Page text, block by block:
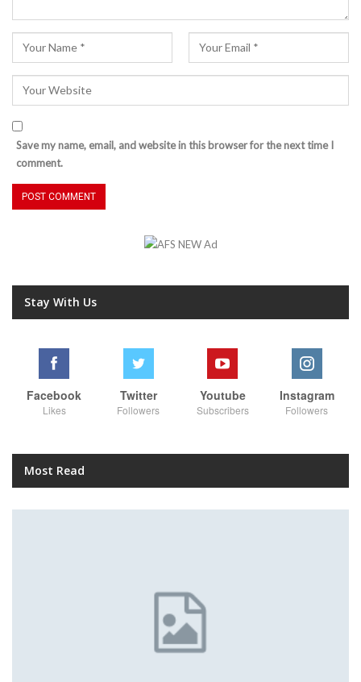
Save my name, email, and website in this browser for the next time I
comment.
Stay With Us
Facebook
Likes
Twitter
Followers
Youtube
Subscribers
Instagram
Followers
Most Read